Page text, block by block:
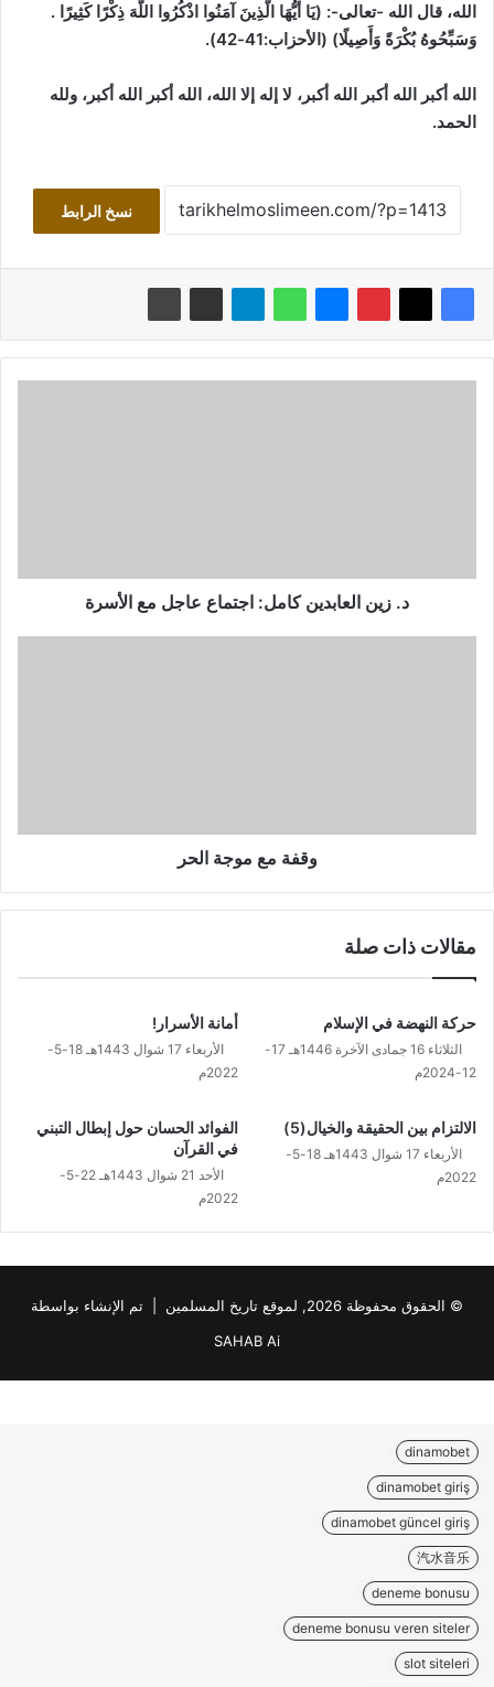
الله، قال الله -تعالى-: (يَا أَيُّهَا الَّذِينَ آمَنُوا اذْكُرُوا اللَّهَ ذِكْرًا كَثِيرًا .
وَسَبِّحُوهُ بُكْرَةً وَأَصِيلًا) (الأحزاب:41-42) .
الله أكبر الله أكبر الله أكبر، لا إله إلا الله، الله أكبر الله أكبر، ولله
الحمد.
نسخ الرابط
د. زين العابدين كامل: اجتماع عاجل مع الأسرة
وقفة مع موجة الحر
مقالات ذات صلة
حركة النهضة في الإسلام
الثلاثاء 16 جمادى الآخرة 1446هـ 17-
12-2024م
أمانة الأسرار!
الأربعاء 17 شوال 1443هـ 18-5-
2022م
الالتزام بين الحقيقة والخيال(5)
الأربعاء 17 شوال 1443هـ 18-5-
2022م
الفوائد الحسان حول إبطال التبني
في القرآن
الأحد 21 شوال 1443هـ 22-5-
2022م
© الحقوق محفوظة 2026, لموقع تاريخ المسلمين | تم الإنشاء بواسطة
SAHAB Ai
dinamobet
dinamobet giriş
dinamobet güncel giriş
汽水音乐
deneme bonusu
deneme bonusu veren siteler
slot siteleri